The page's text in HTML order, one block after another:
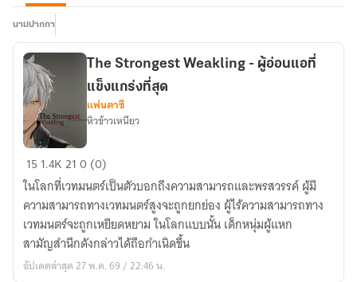
นามปากกา
The
Strongest
Weakling
-
ผู้
อ่อนแอ
ที่
The Strongest Weakling - ผู้อ่อนแอที่
แข็งแกร่งที่สุด
แฟนตาซี
หิวข้าวเหนียว
15 1.4K210 (0)
ในโลกที่เวทมนตร์เป็นตัวบอกถึงความสามารถและพรสวรรค์ ผู้มี
ความสามารถทางเวทมนตร์สูงจะถูกยกย่อง ผู้ไร้ความสามารถทาง
เวทมนตร์จะถูกเหยียดหยาม ในโลกแบบนั้น เด็กหนุ่มผู้แหก
สามัญสำนึกดังกล่าวได้ถือกำเนิดขึ้น
อัปเดตล่าสุด 27 พ.ค. 69 / 22:46 น.